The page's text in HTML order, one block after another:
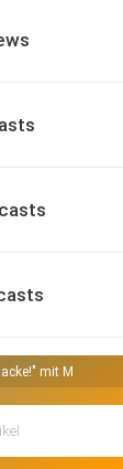
mit Meo Wulf